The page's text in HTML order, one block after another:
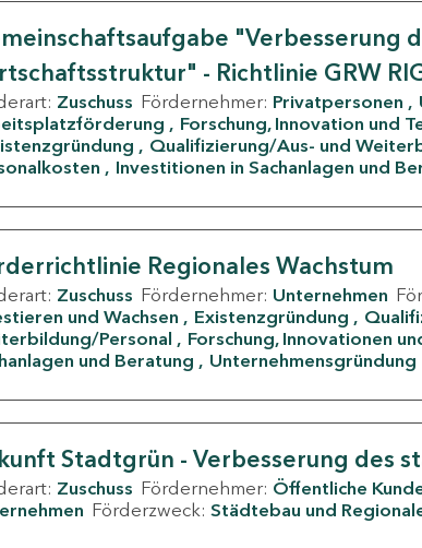
"Verbesserung
- Richtlinie GRW
Zuschuss Fördernehmer: Privatpersonen
Forschung, Innovation und
Qualifizierung/Aus- und
Investitionen in Sachanlagen und
Regionales Wachstum
Zuschuss Fördernehmer: Unternehmen
und Wachsen
Existenzgründung
Personal
Forschung, Innovationen
und Beratung
Unternehmensgründung
Stadtgrün - Verbesserung des
Zuschuss Fördernehmer: Öffentliche
Förderzweck: Städtebau und